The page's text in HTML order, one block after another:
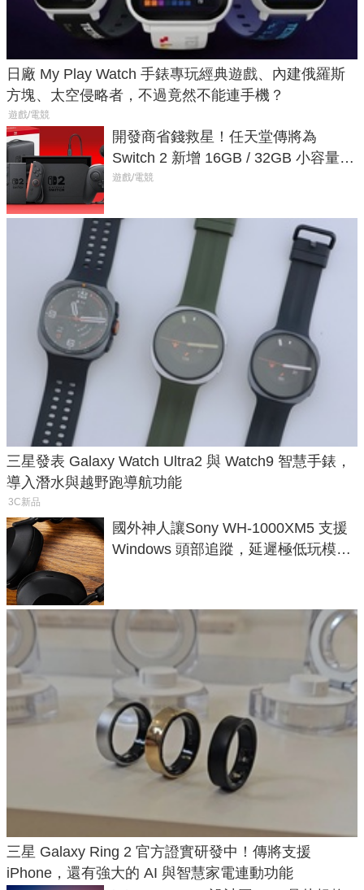
日廠 My Play Watch 手錶專玩經典遊戲、內建俄羅斯
方塊、太空侵略者，不過竟然不能連手機？
遊戲/電競
開發商省錢救星！任天堂傳將為
Switch 2 新增 16GB / 32GB 小容量遊
戲卡的選擇
遊戲/電競
三星發表 Galaxy Watch Ultra2 與 Watch9 智慧手錶，
導入潛水與越野跑導航功能
3C新品
國外神人讓Sony WH-1000XM5 支援
Windows 頭部追蹤，延遲極低玩模擬
三星 Galaxy Ring 2 官方證實研發中！傳將支援
iPhone，還有強大的 AI 與智慧家電連動功能